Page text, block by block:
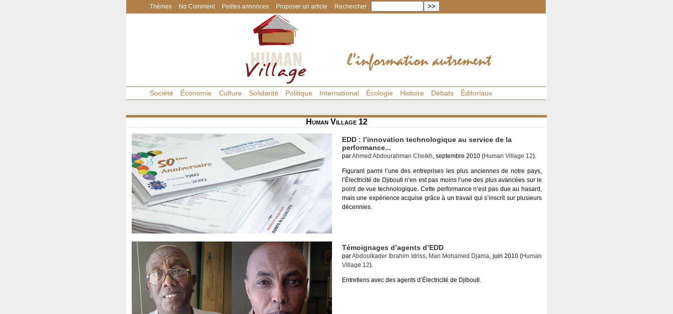
Thèmes No Comment Petites annonces Proposer un article Rechercher :
Société Économie Culture Solidarité Politique International Écologie Histoire Débats Éditoriaux
Human Village 12
EDD : l’innovation technologique au service de la
performance...
parAhmed Abdourahman Cheikh, septembre 2010 (Human Village 12).
Figurant parmi l’une des entreprises les plus anciennes de notre pays,
l’Électricité de Djibouti n’en est pas moins l’une des plus avancées sur le
point de vue technologique. Cette performance n’est pas due au hasard,
mais une expérience acquise grâce à un travail qui s’inscrit sur plusieurs
décennies.
Témoignages d’agents d’EDD
parAbdoulkader Ibrahim Idriss, Man Mohamed Djama, juin 2010 (Human
Village 12).
Entretiens avec des agents d’Électricité de Djibouti.